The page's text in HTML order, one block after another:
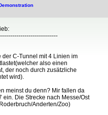
der C-Tunnel mit 4 Linien im
also einen
der noch durch zusätzliche
wird).
meinst du denn? Mir fallen da
ein. Die Strecke nach Messe/Ost
Anderten/Zoo)